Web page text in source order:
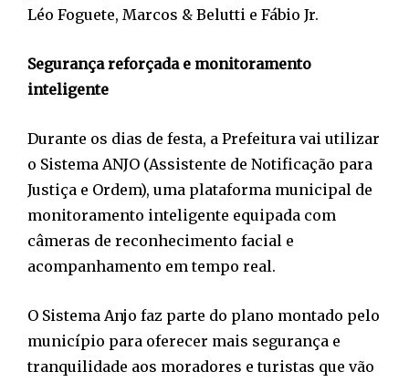
Léo Foguete, Marcos & Belutti e Fábio Jr.
Segurança reforçada e monitoramento
inteligente
Durante os dias de festa, a Prefeitura vai utilizar
o Sistema ANJO (Assistente de Notificação para
Justiça e Ordem), uma plataforma municipal de
monitoramento inteligente equipada com
câmeras de reconhecimento facial e
acompanhamento em tempo real.
O Sistema Anjo faz parte do plano montado pelo
município para oferecer mais segurança e
tranquilidade aos moradores e turistas que vão